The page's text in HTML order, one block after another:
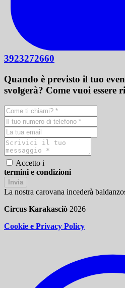
3923272660
Quando è previsto il tuo
svolgerà? Come vuoi essere
Accetto i
termini e condizioni
Invia
La nostra carovana incederà
Circus Karakasciò 2026
Cookie e Privacy Policy